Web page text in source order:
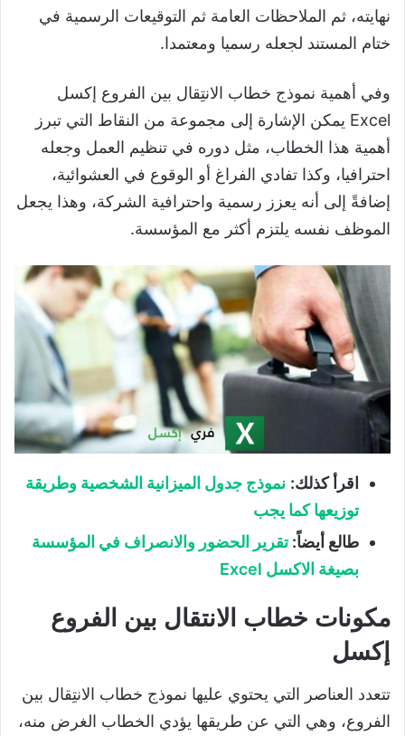
نهايته، ثم الملاحظات العامة ثم التوقيعات الرسمية في
ختام المستند لجعله رسميا ومعتمدا.
وفي أهمية نموذج خطاب الانتِقال بين الفروع إكسل
Excel يمكن الإشارة إلى مجموعة من النقاط التي تبرز
أهمية هذا الخطاب، مثل دوره في تنظيم العمل وجعله
احترافيا، وكذا تفادي الفراغ أو الوقوع في العشوائية،
إضافةً إلى أنه يعزز رسمية واحترافية الشركة، وهذا يجعل
الموظف نفسه يلتزم أكثر مع المؤسسة.
اقرأ كذلك: نموذج جدول الميزانية الشخصية وطريقة
توزيعها كما يجب
طالع أيضاً:تقرير الحضور والانصراف في المؤسسة
بصيغة الاكسل Excel
مكونات خطاب الانتقال بين الفروع
إكسل
تتعدد العناصر التي يحتوي عليها نموذج خطاب الانتِقال بين
الفروع، وهي التي عن طريقها يؤدي الخطاب الغرض منه،